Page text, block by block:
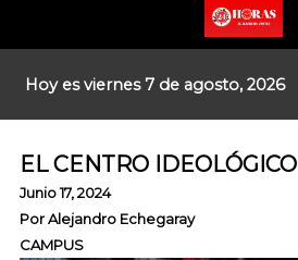
Hoy es viernes 7 de agosto, 2026
EL CENTRO IDEOLÓGICO
Junio 17, 2024
PorAlejandro Echegaray
CAMPUS